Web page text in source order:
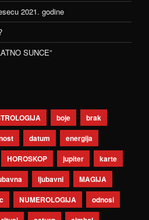
2021. godine
SUNCE”
boje
brak
datum
energija
HOROSKOP jupiter
karte
ljubavni
MAGIJA
NUMEROLOGIJA
odnosi